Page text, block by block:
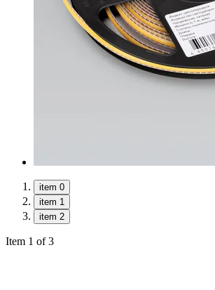
item 0
item 1
item 2
Item 1 of 3